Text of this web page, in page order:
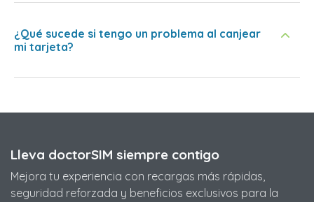
¿Qué sucede si tengo un problema al canjear
mi tarjeta?
Lleva doctorSIM siempre contigo
Mejora tu experiencia con recargas más rápidas,
seguridad reforzada y beneficios exclusivos para la